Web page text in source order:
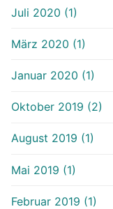
Juli 2020 (1)
März 2020 (1)
Januar 2020 (1)
Oktober 2019 (2)
August 2019 (1)
Mai 2019 (1)
Februar 2019 (1)